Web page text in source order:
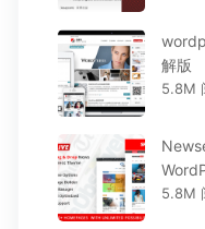
解版
5.8M
5.8M